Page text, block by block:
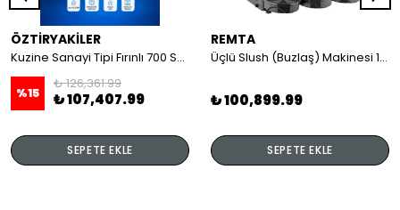
ÖZTİRYAKİLER
Kuzine Sanayi Tipi Fırınlı 700 Seri Gazlı 4 Açık Ateş 80x70x85 (Lp)-2X6Kw+2X7,5Kw+6Kw Elektrikli Fırın
%15
₺ 126,361.99
₺ 107,407.99
SEPETE EKLE
REMTA
Üçlü Slush (Buzlaş) Makinesi 12+12+12 lt
₺ 100,899.99
SEPETE EKLE